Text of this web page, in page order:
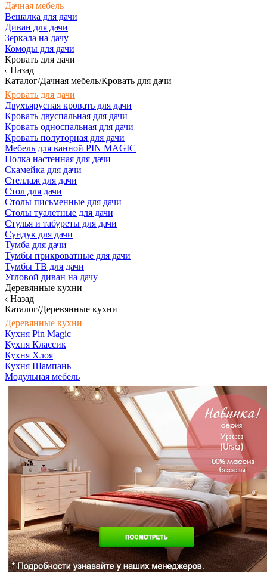
Дачная мебель
Вешалка для дачи
Диван для дачи
Зеркала на дачу
Комоды для дачи
Кровать для дачи
Назад
Каталог/Дачная мебель/Кровать для дачи
Кровать для дачи
Двухъярусная кровать для дачи
Кровать двуспальная для дачи
Кровать односпальная для дачи
Кровать полуторная для дачи
Мебель для ванной PIN MAGIC
Полка настенная для дачи
Скамейка для дачи
Стеллаж для дачи
Стол для дачи
Столы письменные для дачи
Столы туалетные для дачи
Стулья и табуреты для дачи
Сундук для дачи
Тумба для дачи
Тумбы прикроватные для дачи
Тумбы ТВ для дачи
Угловой диван на дачу
Деревянные кухни
Назад
Каталог/Деревянные кухни
Деревянные кухни
Кухня Pin Magic
Кухня Классик
Кухня Хлоя
Кухня Шампань
Модульная мебель